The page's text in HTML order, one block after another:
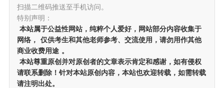
扫描二维码推送至手机访问。
特别声明：
本站属于公益性网站，纯粹个人爱好，网站部分内容收集于
网络，
仅供考生和其他老师参考、交流使用，请勿用作其他
商业收费用途 。
本站尊重原创并对原创者的文章表示肯定和感谢，如有侵权
请联系删除！针对本站原创内容，本站也欢迎转载，如需转载
请注明出处。